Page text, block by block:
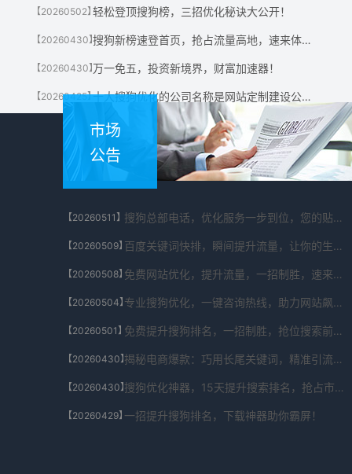
【20260502】轻松登顶搜狗榜，三招优化秘诀大公开！
【20260430】 搜狗新榜速登首页，抢占流量高地，速来体验！
【20260430】万一免五，投资新境界，财富加速器！
【20260425】 十大搜狗优化的公司名称是网站定制建设公司有哪些?
市场
公告
【20260511】 搜狗总部电话，优化服务一步到位，您的贴心助手！
【20260509】 百度关键词快排，瞬间提升流量，让你的生意翻倍！
【20260508】 免费网站优化，提升流量，一招制胜，速来体验！
【20260504】 专业搜狗优化，一键咨询热线，助力网站飙升！
【20260501】 免费提升搜狗排名，一招制胜，抢位搜索前列！
【20260430】 揭秘电商爆款：巧用长尾关键词，精准引流秘籍！
【20260430】 搜狗优化神器，15天提升搜索排名，抢占市场先机！
【20260429】一招提升搜狗排名，下载神器助你霸屏！